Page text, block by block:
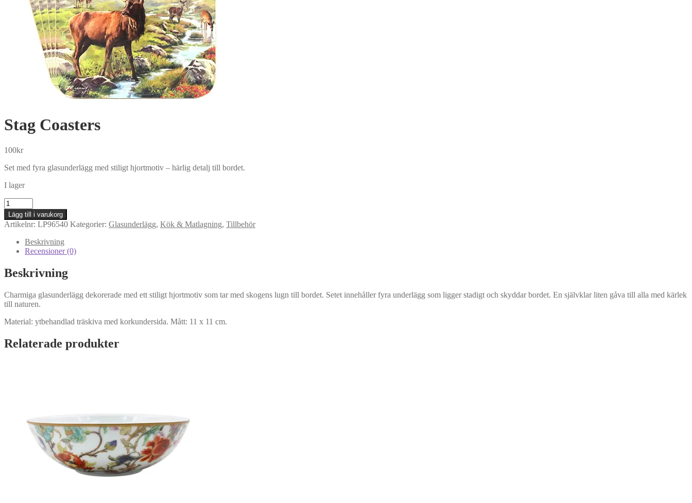
Stag Coasters
100kr
Set med fyra glasunderlägg med stiligt hjortmotiv – härlig detalj till bordet.
I lager
Stag
Coasters
mängd
Lägg till i varukorg
Artikelnr: LP96540 Kategorier: Glasunderlägg, Kök & Matlagning, Tillbehör
Beskrivning
Recensioner (0)
Beskrivning
Charmiga glasunderlägg dekorerade med ett stiligt hjortmotiv som tar med skogens lugn till bordet. Setet innehåller fyra underlägg som ligger stadigt och skyddar bordet. En självklar liten gåva till alla med kärlek
till naturen.
Material: ytbehandlad träskiva med korkundersida. Mått: 11 x 11 cm.
Relaterade produkter